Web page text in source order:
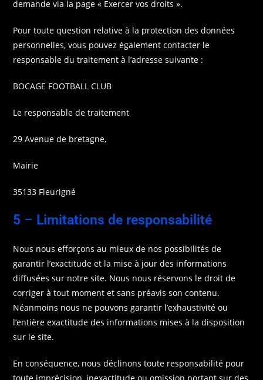
demande via la page « Exercer vos droits ».
Pour toute question relative à la protection des données
personnelles, vous pouvez également contacter le
responsable du traitement à l’adresse suivante :
BOCAGE FOOTBALL CLUB
Le responsable de traitement
29 Avenue de bretagne,
Mairie
35133 Fleurigné
5 – Limitations de responsabilité
Nous nous efforçons au mieux de nos possibilités de
garantir l’exactitude et la mise à jour des informations
diffusées sur notre site. Nous nous réservons le droit de
corriger à tout moment et sans préavis son contenu.
Néanmoins nous ne pouvons garantir l’exhaustivité ou
l’entière exactitude des informations mises à la disposition
sur le site.
En conséquence, nous déclinons toute responsabilité pour